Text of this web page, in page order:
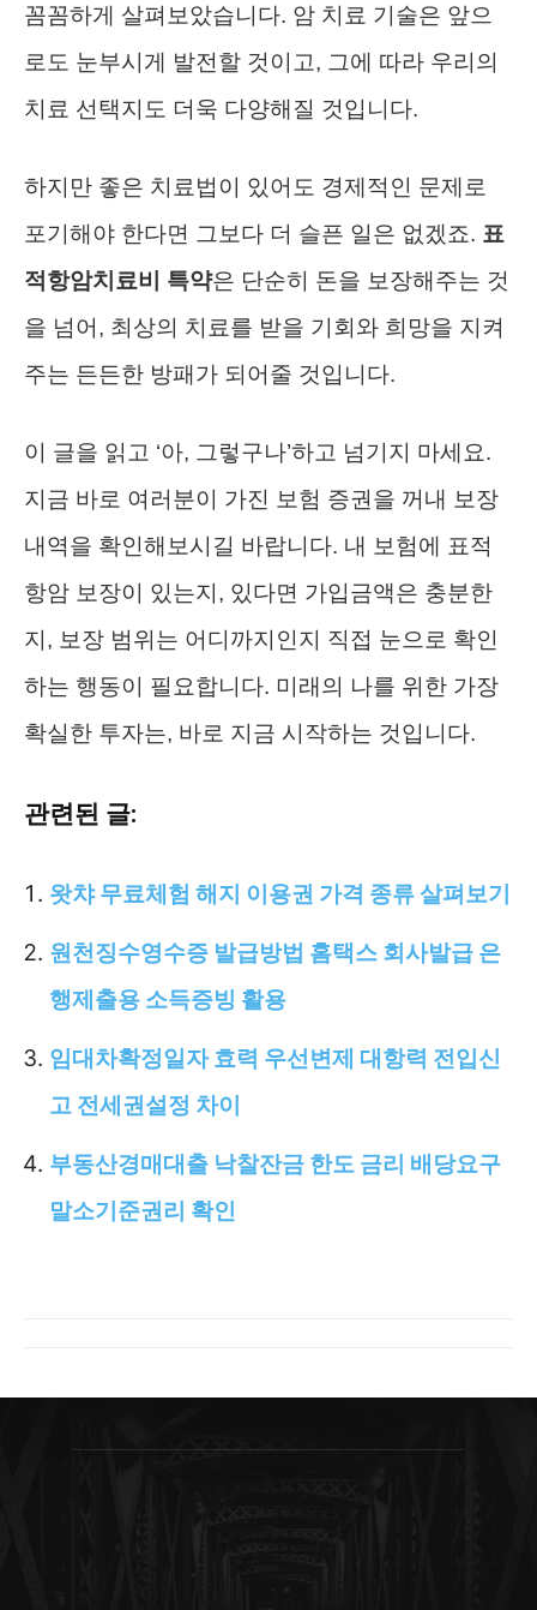
꼼꼼하게 살펴보았습니다. 암 치료 기술은 앞으
로도 눈부시게 발전할 것이고, 그에 따라 우리의
치료 선택지도 더욱 다양해질 것입니다.
하지만 좋은 치료법이 있어도 경제적인 문제로
포기해야 한다면 그보다 더 슬픈 일은 없겠죠. 표
적항암치료비 특약은 단순히 돈을 보장해주는 것
을 넘어, 최상의 치료를 받을 기회와 희망을 지켜
주는 든든한 방패가 되어줄 것입니다.
이 글을 읽고 ‘아, 그렇구나’하고 넘기지 마세요.
지금 바로 여러분이 가진 보험 증권을 꺼내 보장
내역을 확인해보시길 바랍니다. 내 보험에 표적
항암 보장이 있는지, 있다면 가입금액은 충분한
지, 보장 범위는 어디까지인지 직접 눈으로 확인
하는 행동이 필요합니다. 미래의 나를 위한 가장
확실한 투자는, 바로 지금 시작하는 것입니다.
관련된 글:
왓챠 무료체험 해지 이용권 가격 종류 살펴보기
원천징수영수증 발급방법 홈택스 회사발급 은
행제출용 소득증빙 활용
임대차확정일자 효력 우선변제 대항력 전입신
고 전세권설정 차이
부동산경매대출 낙찰잔금 한도 금리 배당요구
말소기준권리 확인